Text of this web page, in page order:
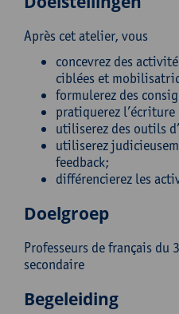
Après cet atelier, vous
concevrez des
ciblées et
formulerez des
pratiquerez l’écriture
utiliserez des outils
utiliserez
feedback;
différencierez les
Doelgroep
Professeurs de français du
secondaire
Begeleiding